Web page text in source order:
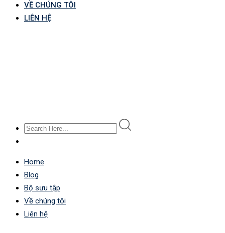
VỀ CHÚNG TÔI
LIÊN HỆ
Home
Blog
Bộ sưu tập
Về chúng tôi
Liên hệ